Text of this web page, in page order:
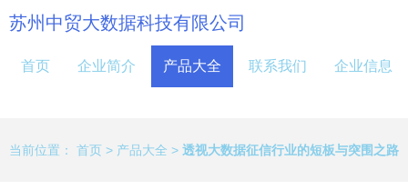
苏州中贸大数据科技有限公司
首页 企业简介 产品大全 联系我们 企业信息
当前位置： 首页 > 产品大全 > 透视大数据征信行业的短板与突围之路